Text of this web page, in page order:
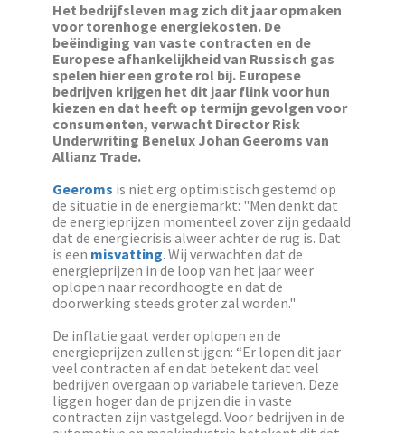
Het bedrijfsleven mag zich dit jaar opmaken
voor torenhoge energiekosten. De
beëindiging van vaste contracten en de
Europese afhankelijkheid van Russisch gas
spelen hier een grote rol bij. Europese
bedrijven krijgen het dit jaar flink voor hun
kiezen en dat heeft op termijn gevolgen voor
consumenten, verwacht Director Risk
Underwriting BeneluxJohan Geeroms van
Allianz Trade.
Geeroms is niet erg optimistisch gestemd op
de situatie in de energiemarkt: "Men denkt dat
de energieprijzen momenteel zover zijn gedaald
dat de energiecrisis alweer achter de rug is. Dat
is een misvatting. Wij verwachten dat de
energieprijzen in de loop van het jaar weer
oplopen naar recordhoogte en dat de
doorwerking steeds groter zal worden."
De inflatie gaat verder oplopen en de
energieprijzen zullen stijgen: “Er lopen dit jaar
veel contracten af en dat betekent dat veel
bedrijven overgaan op variabele tarieven. Deze
liggen hoger dan de prijzen die in vaste
contracten zijn vastgelegd. Voor bedrijven in de